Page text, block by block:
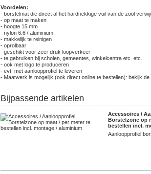
Voordelen:
- borstelmat die direct al het hardnekkige vuil van de zool
- op maat te maken
- hoogte 15 mm
- nylon 6.6 / aluminium
- makkelijk te reinigen
- oprolbaar
- geschikt voor zeer druk loopverkeer
- te gebruiken bij scholen, gemeentes, winkelcentra etc. etc.
- ook met logo te produceren
- evt. met aanloopprofiel te leveren
- Maatwerk is mogelijk (ook direct online te bestellen): bekijk
Bijpassende artikelen
Accessoires /
Borstelzone op
bestellen incl.
Aanloopprofiel